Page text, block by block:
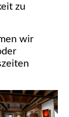
zu
wir